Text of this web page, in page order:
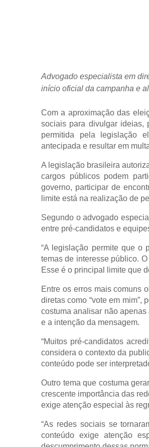
Advogado especialista em
início oficial da campanha e
Com a aproximação das
sociais para divulgar ideias,
permitida pela legislação
antecipada e resultar em
A legislação brasileira
cargos públicos podem
governo, participar de
limite está na realização de
Segundo o advogado
entre pré-candidatos e
“A legislação permite que o
temas de interesse público.
Esse é o principal limite que
Entre os erros mais comuns
diretas como “vote em mim”,
costuma analisar não
e a intenção da mensagem.
“Muitos pré-candidatos
considera o contexto da
conteúdo pode ser
Outro tema que costuma
crescente importância das
exige atenção especial às
“As redes sociais se
conteúdo exige atenção